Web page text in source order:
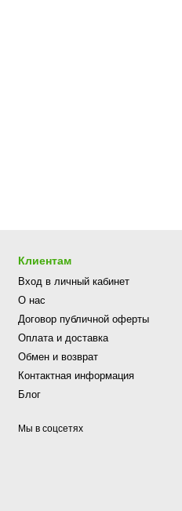
Клиентам
Вход в личный кабинет
О нас
Договор публичной оферты
Оплата и доставка
Обмен и возврат
Контактная информация
Блог
Мы в соцсетях